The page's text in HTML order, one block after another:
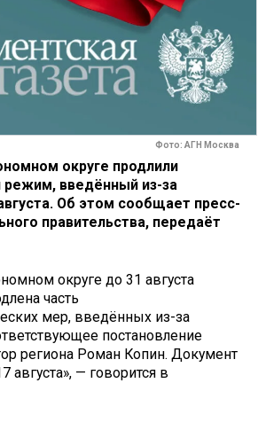
Фото: АГН Москва
округе продлили
режим, введённый из-за
Об этом сообщает пресс-
правительства, передаёт
округе до 31 августа
часть
мер, введённых из-за
постановление
региона Роман Копин. Документ
августа», — говорится в